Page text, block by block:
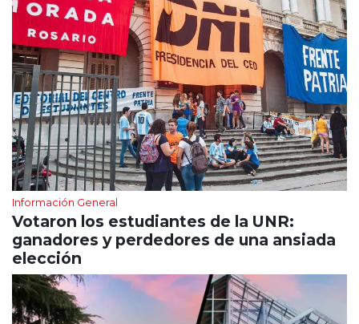
Información General
Votaron los estudiantes de la UNR:
ganadores y perdedores de una ansiada
elección